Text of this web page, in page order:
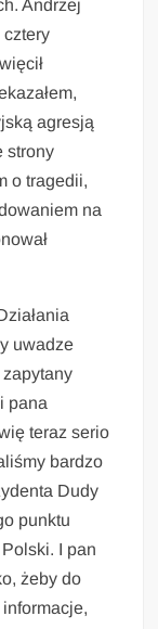
Andrzej
cztery
agresją
strony
o tragedii,
na
uwadze
zapytany
pana
teraz serio
bardzo
Dudy
punktu
I pan
żeby do